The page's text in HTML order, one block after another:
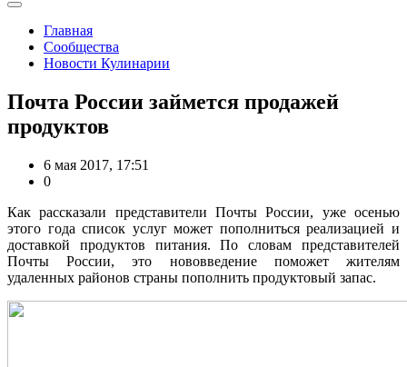
Главная
Сообщества
Новости Кулинарии
Почта России займется продажей
продуктов
6 мая 2017, 17:51
0
Как рассказали представители Почты России, уже осенью
этого года список услуг может пополниться реализацией и
доставкой продуктов питания. По словам представителей
Почты России, это нововведение поможет жителям
удаленных районов страны пополнить продуктовый запас.